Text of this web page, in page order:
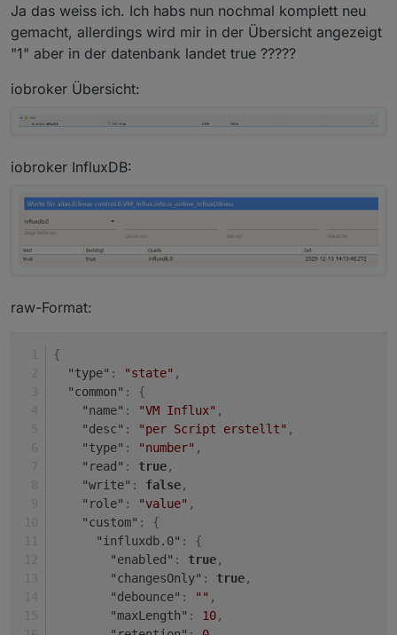
Das ist falsch !! Lesen !!!
Ja das weiss ich. Ich habs nun nochmal komplett neu
gemacht, allerdings wird mir in der Übersicht angezeigt
"1" aber in der datenbank landet true ?????
iobroker Übersicht:
iobroker InfluxDB:
raw-Format:
{
"type" : "state" ,
"common" :
{
"name" : "VM Influx" ,
"desc" : "per Script erstellt" ,
"type" : "number" ,
"read" : true,
"write" : false,
"role" : "value" ,
"custom" :
{
"influxdb.0" :
{
"enabled" : true,
"changesOnly" : true,
"debounce" : "" ,
"maxLength" : 10,